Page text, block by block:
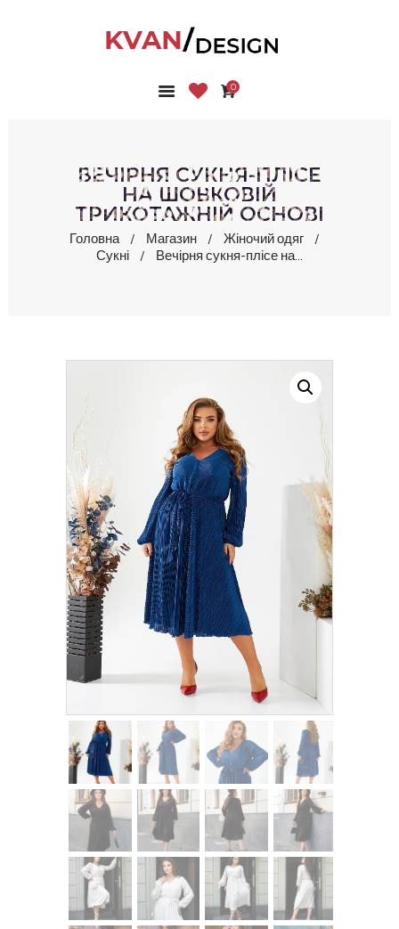
0
ВЕЧІРНЯ СУКНЯ-ПЛІСЕ
НА ШОВКОВІЙ
ТРИКОТАЖНІЙ ОСНОВІ
Головна Магазин
Жіночий одяг
Сукні
Вечірня сукня-плісе на...
ГОЛОВНА
ПРО НАС
БЛОГ
КОНТАКТИ